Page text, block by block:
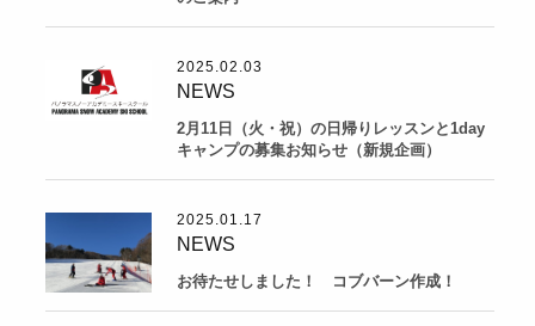
2025.02.03
NEWS
2月11日（火・祝）の日帰りレッスンと1day
キャンプの募集お知らせ（新規企画）
2025.01.17
NEWS
お待たせしました！ コブバーン作成！